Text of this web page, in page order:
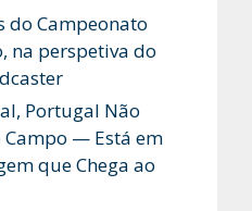
do Campeonato
na perspetiva do
Portugal Não
Campo — Está em
que Chega ao